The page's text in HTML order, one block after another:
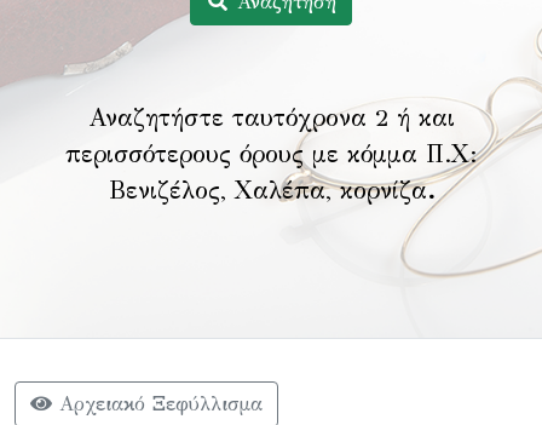
Αναζητήστε ταυτόχρονα 2 ή και
περισσότερους όρους με κόμμα Π.Χ:
Βενιζέλος, Χαλέπα, κορνίζα.
Αρχειακό Ξεφύλλισμα